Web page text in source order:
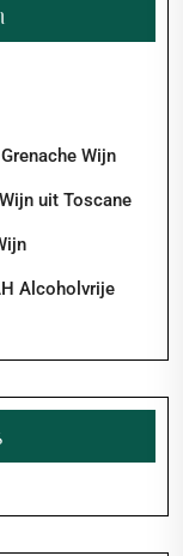
Wijn
uit Toscane
Alcoholvrije